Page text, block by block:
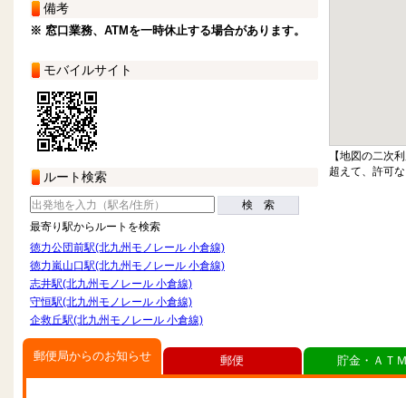
備考
※ 窓口業務、ATMを一時休止する場合があります。
モバイルサイト
ルート検索
検 索
最寄り駅からルートを検索
徳力公団前駅(北九州モノレール 小倉線)
徳力嵐山口駅(北九州モノレール 小倉線)
志井駅(北九州モノレール 小倉線)
守恒駅(北九州モノレール 小倉線)
企救丘駅(北九州モノレール 小倉線)
【地図の二次
超えて、許可
郵便局からのお知らせ 郵便 貯金・ＡＴ